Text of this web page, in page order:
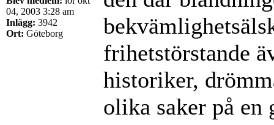
04, 2003 3:28 am
Inlägg: 3942
Ort: Göteborg
frihetstörstande
historiker,
olika saker på